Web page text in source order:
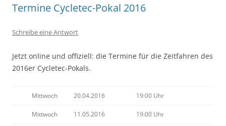
Termine Cycletec-Pokal 2016
Schreibe eine Antwort
Jetzt online und offiziell: die Termine für die Zeitfahren des
2016er Cycletec-Pokals.
Mittwoch 20.04.2016 19:00 Uhr
Mittwoch 11.05.2016 19:00 Uhr